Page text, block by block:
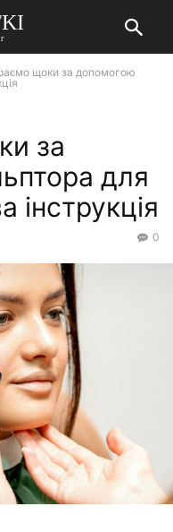
щоки за допомогою
за
для
інструкція
0